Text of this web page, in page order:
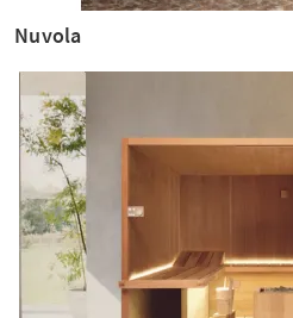
Nuvola